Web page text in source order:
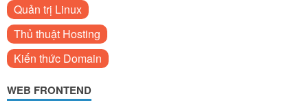
Quản trị Linux
Thủ thuật Hosting
Kiến thức Domain
WEB FRONTEND